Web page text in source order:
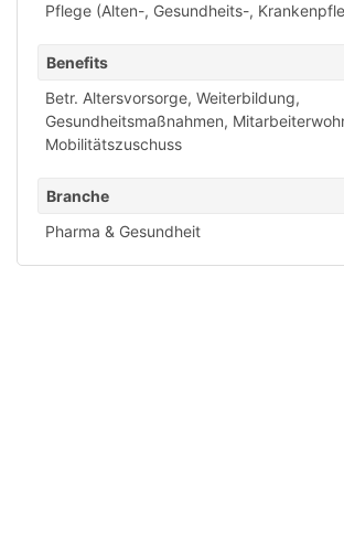
Pflege (Alten-, Gesundheits-,
Benefits
Betr. Altersvorsorge, Weiterbildung,
Gesundheitsmaßnahmen,
Mobilitätszuschuss
Branche
Pharma & Gesundheit